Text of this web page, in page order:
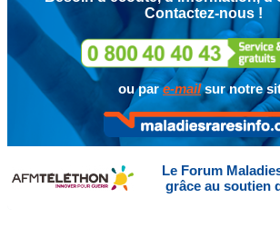
Contactez-nous !
ou pare-mailsur notre
Le Forum
grâce au soutien